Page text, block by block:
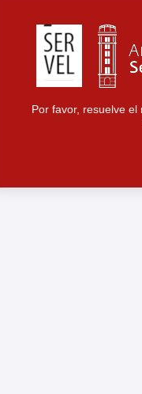
Por favor, resuelve